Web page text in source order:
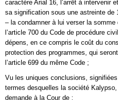
caractère Arial 16, l’arrêt à intervenir
sa signification sous une astreinte de
– la condamner à lui verser la
l’article 700 du Code de procédure
dépens, en ce compris le coût du
protection des programmes, qui
l’article 699 du même Code ;
Vu les uniques conclusions,
termes desquelles la société Kalypso,
demande à la Cour de :